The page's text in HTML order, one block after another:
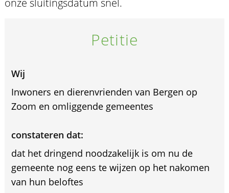
onze sluitingsdatum snel.
Petitie
Wij
Inwoners en dierenvrienden van Bergen op
Zoom en omliggende gemeentes
constateren dat:
dat het dringend noodzakelijk is om nu de
gemeente nog eens te wijzen op het nakomen
van hun beloftes